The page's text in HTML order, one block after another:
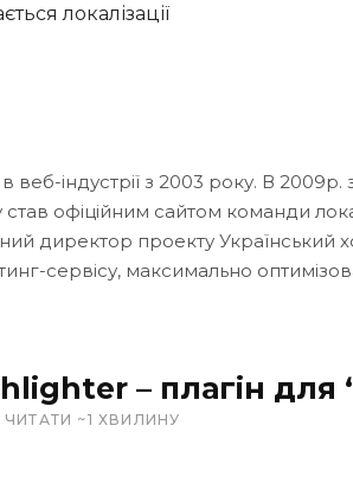
локалізації
індустрії з 2003 року. В 2009р.
офіційним сайтом команди
директор проекту Український
сервісу, максимально
– плагін для
ЧИТАТИ ~1 ХВИЛИНУ